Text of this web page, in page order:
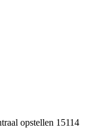
opstellen 15114